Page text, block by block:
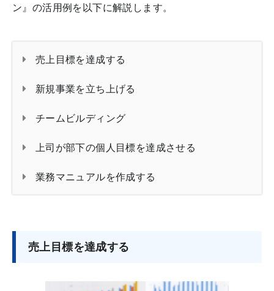
ン』の活用例を以下に解説します。
売上目標を達成する
新規事業を立ち上げる
チームビルディング
上司が部下の個人目標を達成させる
業務マニュアルを作成する
売上目標を達成する